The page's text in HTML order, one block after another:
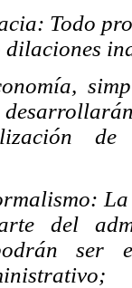
Todo
de
La
del